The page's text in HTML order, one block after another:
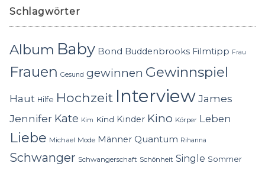
Schlagwörter
Album Baby Bond Buddenbrooks Filmtipp Frau
Frauen Gesund gewinnen Gewinnspiel
Haut Hilfe Hochzeit InterviewJames
Jennifer Kate Kim Kind Kinder Kino Körper Leben
Liebe Michael Mode Männer Quantum Rihanna
Schwanger Schwangerschaft Schönheit Single Sommer